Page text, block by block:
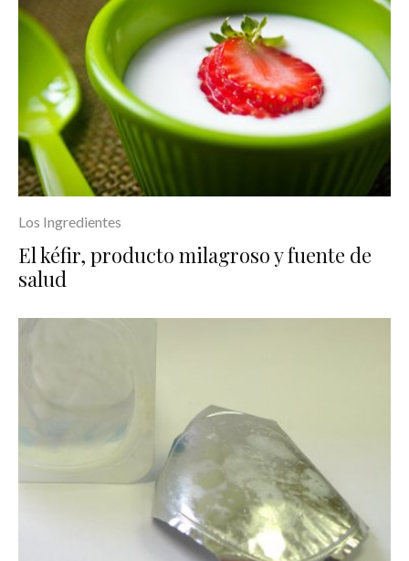
Los Ingredientes
El kéfir, producto milagroso y fuente de
salud